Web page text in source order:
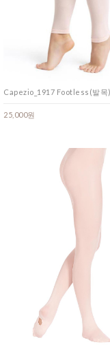
Capezio_1917 Footless(발목)
25,000원